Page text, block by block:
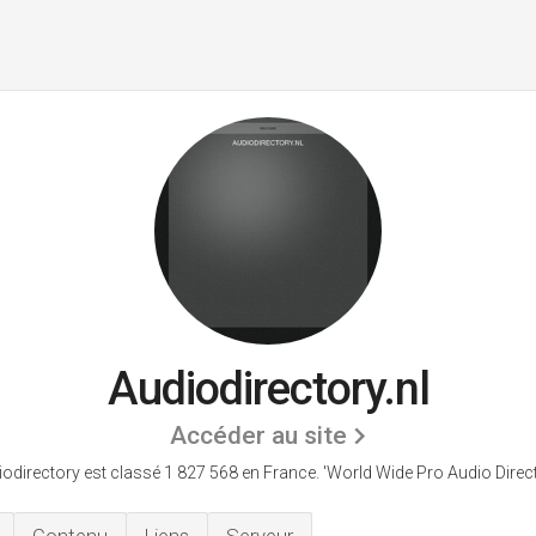
Audiodirectory.nl
Accéder au site
est classé 1 827 568 en France. 'World Wide Pro Audio